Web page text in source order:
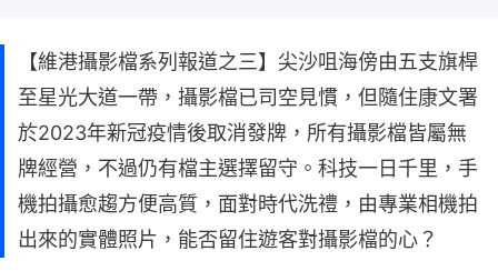
【維港攝影檔系列報道之三】尖沙咀海傍由五支旗桿
至星光大道一帶，攝影檔已司空見慣，但隨住康文署
於2023年新冠疫情後取消發牌，所有攝影檔皆屬無
牌經營，不過仍有檔主選擇留守。科技一日千里，手
機拍攝愈趨方便高質，面對時代洗禮，由專業相機拍
出來的實體照片，能否留住遊客對攝影檔的心？